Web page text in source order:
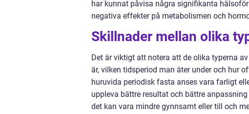
har kunnat påvisa några signifikanta
negativa effekter på metabolismen och
Skillnader mellan olika
Det är viktigt att notera att de olika typerna
är, vilken tidsperiod man äter under och hur
huruvida periodisk fasta anses vara farligt
uppleva bättre resultat och bättre
det kan vara mindre gynnsamt eller till och